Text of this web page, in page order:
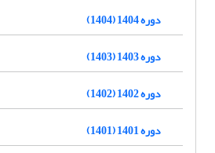
دوره 1404 (1404)
دوره 1403 (1403)
دوره 1402 (1402)
دوره 1401 (1401)